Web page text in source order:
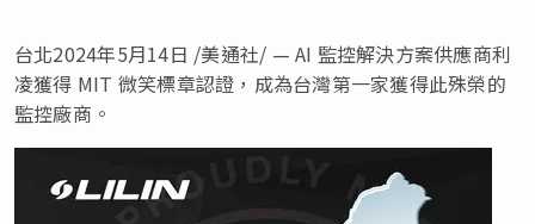
台北2024年5月14日 /美通社/ — AI 監控解決方案供應商利
凌獲得 MIT 微笑標章認證，成為台灣第一家獲得此殊榮的
監控廠商。